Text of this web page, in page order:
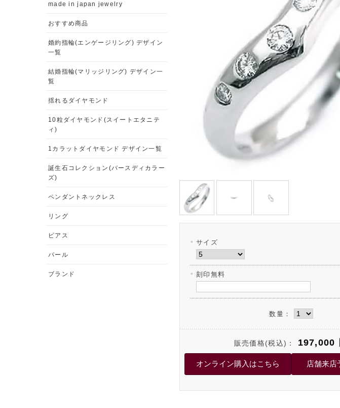
サイズ
刻印無料
数量：
販売価格(税込)： 197,000
made in japan jewelry
おすすめ商品
婚約指輪(エンゲージリング) デザイン
一覧
結婚指輪(マリッジリング) デザイン一
覧
揺れるダイヤモンド
10粒ダイヤモンド(スイートエタニテ
ィ)
1カラットダイヤモンド デザイン一覧
誕生石コレクション(バースディカラー
ズ)
ペンダントネックレス
リング
ピアス
パール
ブランド